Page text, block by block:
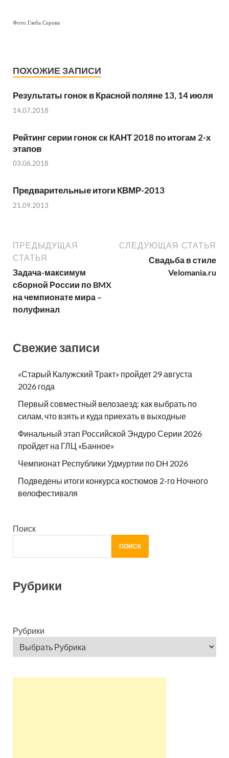
Фото Глеба Серова
ПОХОЖИЕ ЗАПИСИ
Результаты гонок в Красной поляне 13, 14 июля
14.07.2018
Рейтинг серии гонок ск КАНТ 2018 по итогам 2-х
этапов
03.06.2018
Предварительные итоги КВМР-2013
21.09.2013
ПРЕДЫДУЩАЯ
СТАТЬЯ
Задача-максимум
сборной России по BMX
на чемпионате мира –
полуфинал
СЛЕДУЮЩАЯ СТАТЬЯ
Свадьба в стиле
Velomania.ru
Свежие записи
«Старый Калужский Тракт» пройдет 29 августа
2026 года
Первый совместный велозаезд: как выбрать по
силам, что взять и куда приехать в выходные
Финальный этап Российской Эндуро Серии 2026
пройдет на ГЛЦ «Банное»
Чемпионат Республики Удмуртии по DH 2026
Подведены итоги конкурса костюмов 2-го Ночного
велофестиваля
Поиск
ПОИСК
Рубрики
Рубрики